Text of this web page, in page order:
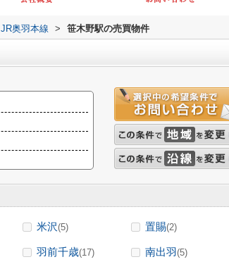
JR奥羽本線 > 笹木野駅の売買物件
米沢(5) 置賜(2)
羽前千歳(17) 南出羽(5)